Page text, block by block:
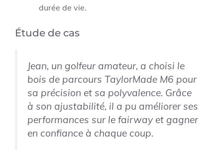
durée de vie.
Étude de cas
Jean, un golfeur amateur, a choisi le
bois de parcours TaylorMade M6 pour
sa précision et sa polyvalence. Grâce
à son ajustabilité, il a pu améliorer ses
performances sur le fairway et gagner
en confiance à chaque coup.